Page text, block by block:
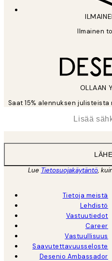
Ilmainen
OLLAAN
Saat 15% alennuksen
Lue Tietosuojakäytäntö,
Tietoja meistä
Lehdistö
Vastuutiedot
Career
Vastuullisuus
Saavutettavuusseloste
Desenio Ambassador